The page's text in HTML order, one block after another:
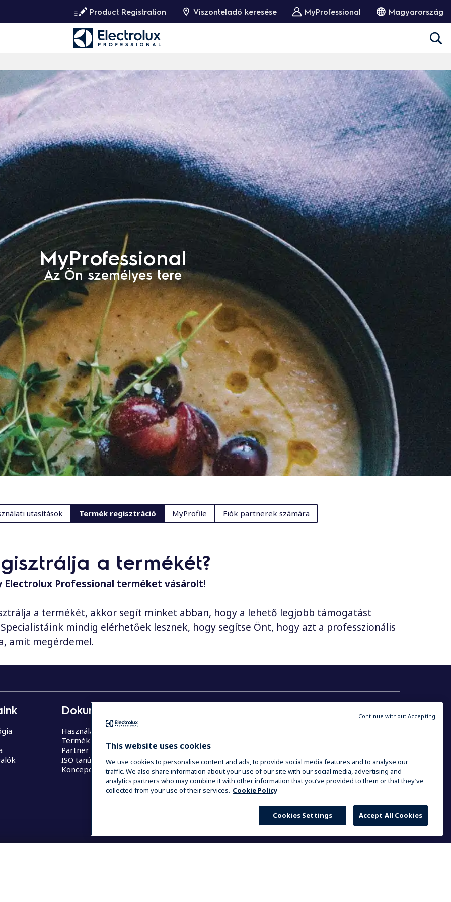
Product Registration Viszonteladó keresése MyProfessional Magyarország
MyProfessional
Az Ön személyes tere
utasítások Termék regisztráció MyProfile Fiók partnerek számára
a termékét?
Electrolux Professional terméket vásárolt!
a termékét, akkor segít minket abban, hogy a lehető legjobb támogatást
mindig elérhetőek lesznek, hogy segítse Önt, hogy azt a professzionális
amit megérdemel.
Dokumentáció
Használati utasítás (login)
Termék regisztráció
Partner felület
ISO tanúsítványok
Koncepció videók
Chefeknek
Karrierlehetőségek
This website uses cookies
We use cookies to personalise content and ads, to provide social media features and to analyse our
traffic. We also share information about your use of our site with our social media, advertising and
analytics partners who may combine it with other information that you’ve provided to them or that they’ve
collected from your use of their services. Cookie Policy
Accept All Cookies
Cookies Settings
Continue without Accepting